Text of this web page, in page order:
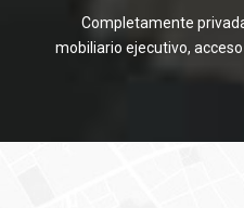
Completamente
mobiliario ejecutivo,